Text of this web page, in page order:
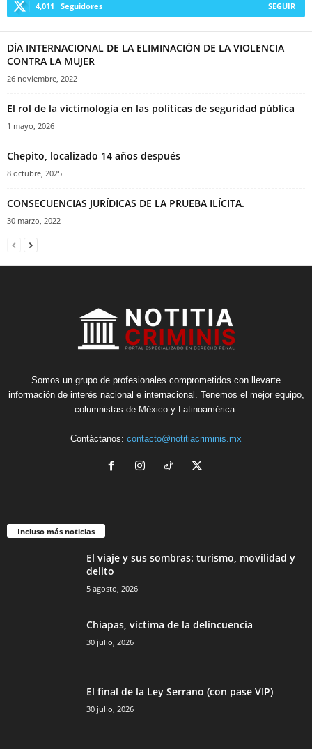
4,011 Seguidores SEGUIR
DÍA INTERNACIONAL DE LA ELIMINACIÓN DE LA VIOLENCIA
CONTRA LA MUJER
26 noviembre, 2022
El rol de la victimología en las políticas de seguridad pública
1 mayo, 2026
Chepito, localizado 14 años después
8 octubre, 2025
CONSECUENCIAS JURÍDICAS DE LA PRUEBA ILÍCITA.
30 marzo, 2022
Somos un grupo de profesionales comprometidos con llevarte
información de interés nacional e internacional. Tenemos el mejor equipo,
columnistas de México y Latinoamérica.
Contáctanos: contacto@notitiacriminis.mx
Incluso más noticias
El viaje y sus sombras: turismo, movilidad y
delito
5 agosto, 2026
Chiapas, víctima de la delincuencia
30 julio, 2026
El final de la Ley Serrano (con pase VIP)
30 julio, 2026